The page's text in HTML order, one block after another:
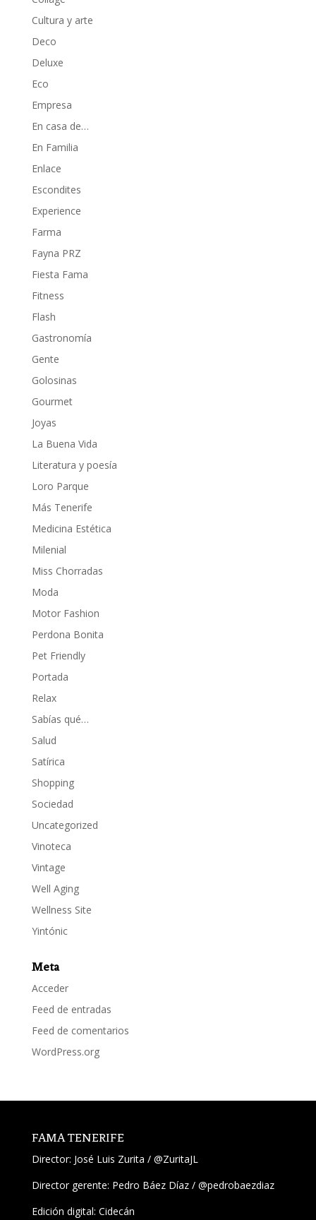
Cultura y arte
Deco
Deluxe
Eco
Empresa
En casa de…
En Familia
Enlace
Escondites
Experience
Farma
Fayna PRZ
Fiesta Fama
Fitness
Flash
Gastronomía
Gente
Golosinas
Gourmet
Joyas
La Buena Vida
Literatura y poesía
Loro Parque
Más Tenerife
Medicina Estética
Milenial
Miss Chorradas
Moda
Motor Fashion
Perdona Bonita
Pet Friendly
Portada
Relax
Sabías qué…
Salud
Satírica
Shopping
Sociedad
Uncategorized
Vinoteca
Vintage
Well Aging
Wellness Site
Yintónic
Meta
Acceder
Feed de entradas
Feed de comentarios
WordPress.org
FAMA TENERIFE
Director: José Luis Zurita / @ZuritaJL
Director gerente: Pedro Báez Díaz / @pedrobaezdiaz
Edición digital: Cidecán